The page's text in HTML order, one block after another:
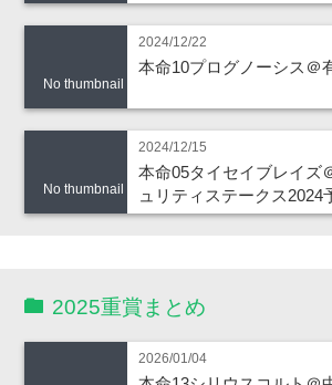
No thumbnail
2024/12/22
本命10プログノーシス＠
No thumbnail
2024/12/15
本命05タイセイブレイズ
ュリティステークス2024
2025重賞まとめ
2026/01/04